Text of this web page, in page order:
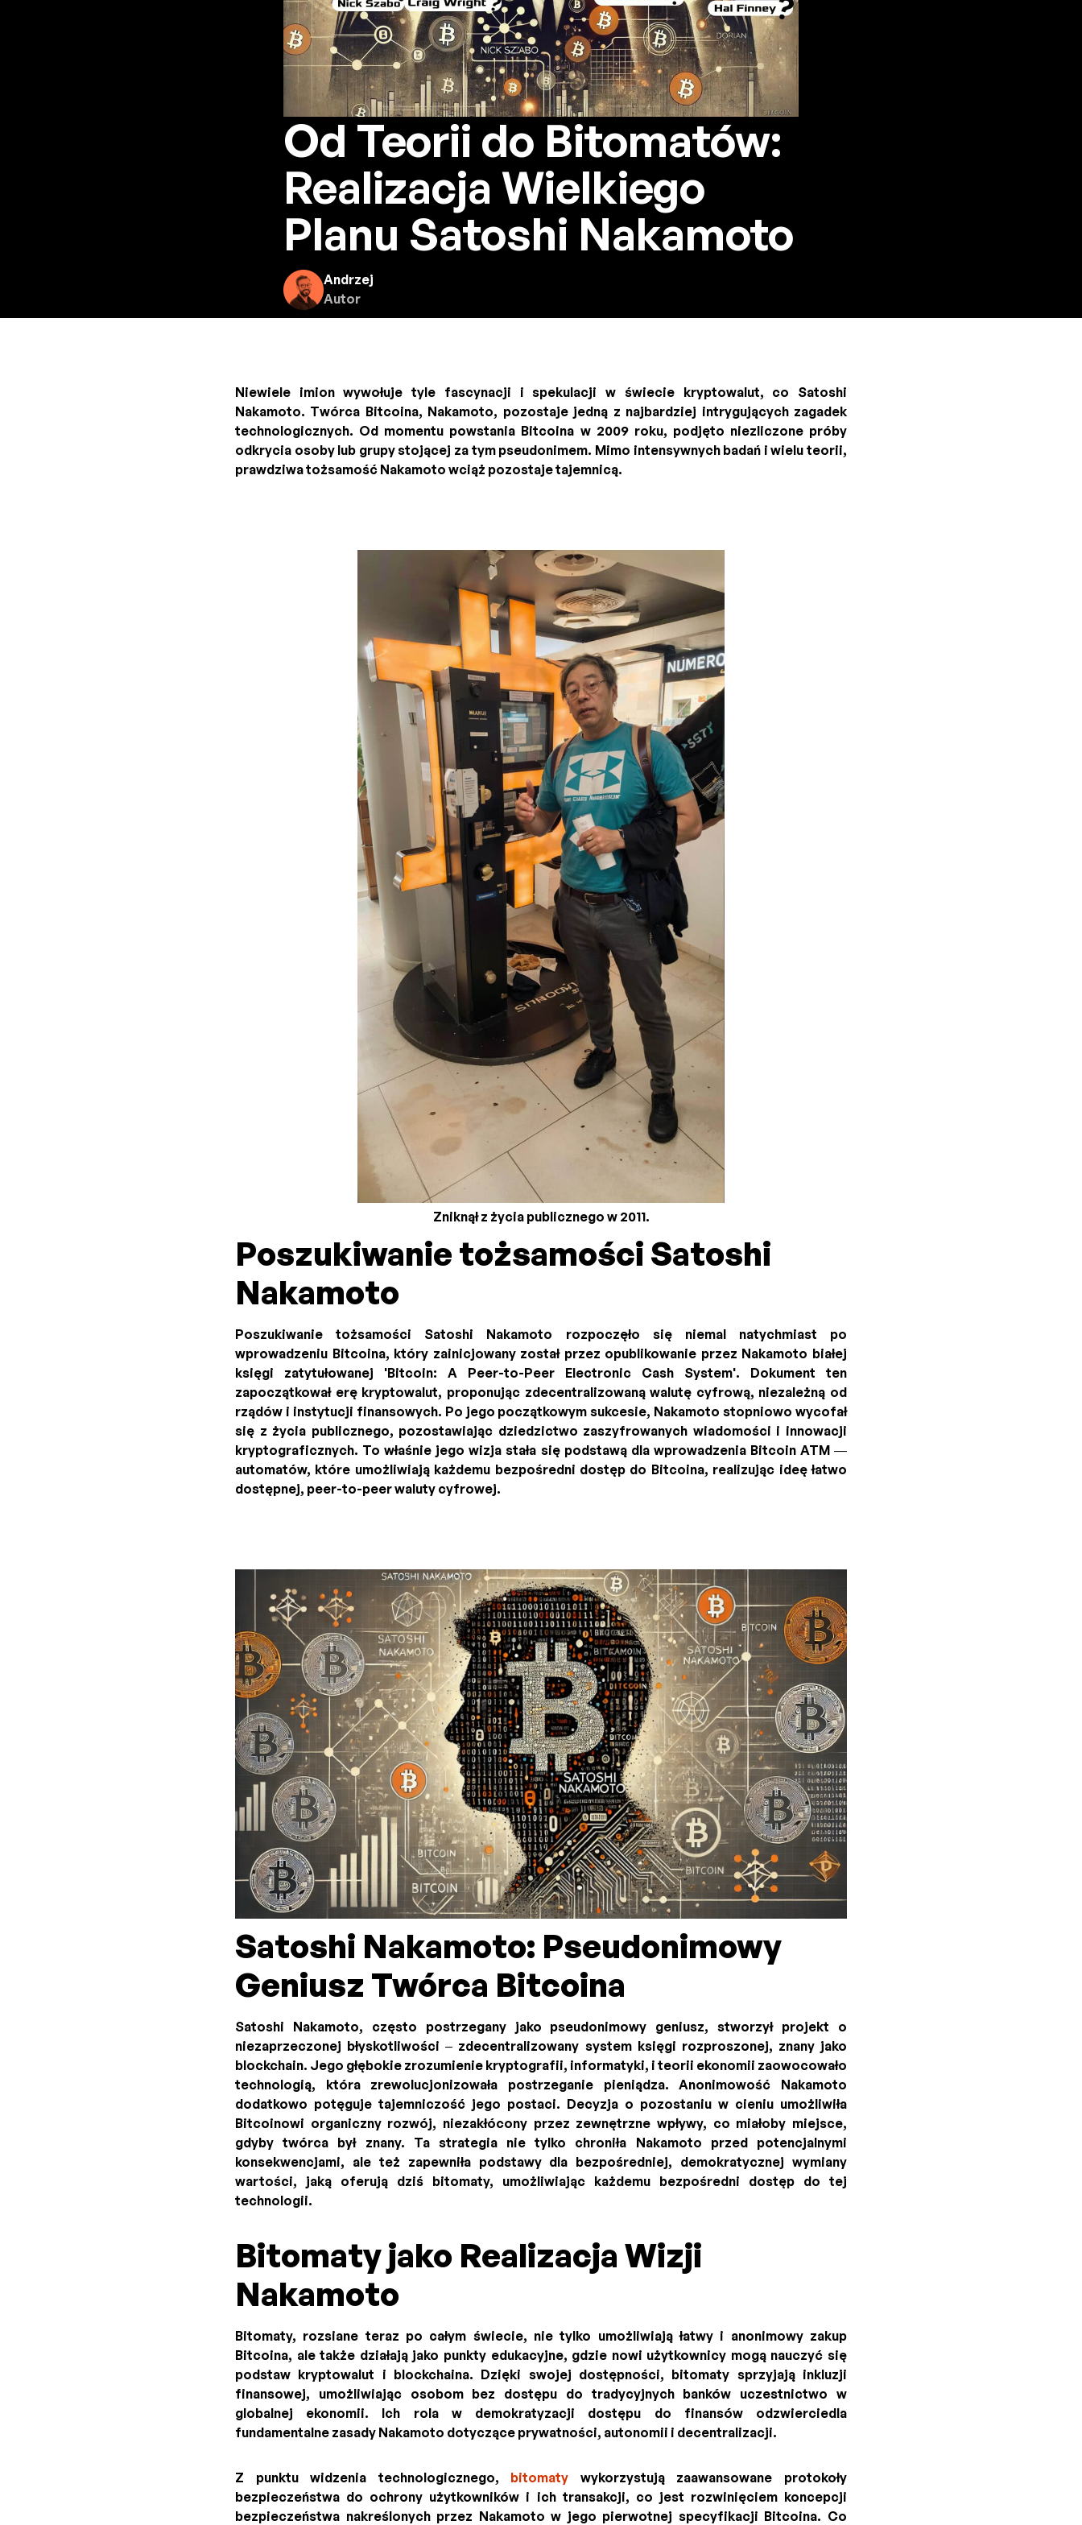
Od Teorii do Bitomatów:
Realizacja Wielkiego
Planu Satoshi Nakamoto
Andrzej
Autor
Niewiele imion wywołuje tyle fascynacji i spekulacji w świecie kryptowalut, co Satoshi
Nakamoto. Twórca Bitcoina, Nakamoto, pozostaje jedną z najbardziej intrygujących zagadek
technologicznych. Od momentu powstania Bitcoina w 2009 roku, podjęto niezliczone próby
odkrycia osoby lub grupy stojącej za tym pseudonimem. Mimo intensywnych badań i wielu teorii,
prawdziwa tożsamość Nakamoto wciąż pozostaje tajemnicą.
Zniknął z życia publicznego w 2011.
Poszukiwanie tożsamości Satoshi
Nakamoto
Poszukiwanie tożsamości Satoshi Nakamoto rozpoczęło się niemal natychmiast po
wprowadzeniu Bitcoina, który zainicjowany został przez opublikowanie przez Nakamoto białej
księgi zatytułowanej 'Bitcoin: A Peer-to-Peer Electronic Cash System'. Dokument ten
zapoczątkował erę kryptowalut, proponując zdecentralizowaną walutę cyfrową, niezależną od
rządów i instytucji finansowych. Po jego początkowym sukcesie, Nakamoto stopniowo wycofał
się z życia publicznego, pozostawiając dziedzictwo zaszyfrowanych wiadomości i innowacji
kryptograficznych. To właśnie jego wizja stała się podstawą dla wprowadzenia Bitcoin ATM —
automatów, które umożliwiają każdemu bezpośredni dostęp do Bitcoina, realizując ideę łatwo
dostępnej, peer-to-peer waluty cyfrowej.
Satoshi Nakamoto: Pseudonimowy
Geniusz Twórca Bitcoina
Satoshi Nakamoto, często postrzegany jako pseudonimowy geniusz, stworzył projekt o
niezaprzeczonej błyskotliwości – zdecentralizowany system księgi rozproszonej, znany jako
blockchain. Jego głębokie zrozumienie kryptografii, informatyki, i teorii ekonomii zaowocowało
technologią, która zrewolucjonizowała postrzeganie pieniądza. Anonimowość Nakamoto
dodatkowo potęguje tajemniczość jego postaci. Decyzja o pozostaniu w cieniu umożliwiła
Bitcoinowi organiczny rozwój, niezakłócony przez zewnętrzne wpływy, co miałoby miejsce,
gdyby twórca był znany. Ta strategia nie tylko chroniła Nakamoto przed potencjalnymi
konsekwencjami, ale też zapewniła podstawy dla bezpośredniej, demokratycznej wymiany
wartości, jaką oferują dziś bitomaty, umożliwiając każdemu bezpośredni dostęp do tej
technologii.
Bitomaty jako Realizacja Wizji
Nakamoto
Bitomaty, rozsiane teraz po całym świecie, nie tylko umożliwiają łatwy i anonimowy zakup
Bitcoina, ale także działają jako punkty edukacyjne, gdzie nowi użytkownicy mogą nauczyć się
podstaw kryptowalut i blockchaina. Dzięki swojej dostępności, bitomaty sprzyjają inkluzji
finansowej, umożliwiając osobom bez dostępu do tradycyjnych banków uczestnictwo w
globalnej ekonomii. Ich rola w demokratyzacji dostępu do finansów odzwierciedla
fundamentalne zasady Nakamoto dotyczące prywatności, autonomii i decentralizacji.
Z punktu widzenia technologicznego, bitomaty wykorzystują zaawansowane protokoły
bezpieczeństwa do ochrony użytkowników i ich transakcji, co jest rozwinięciem koncepcji
bezpieczeństwa nakreślonych przez Nakamoto w jego pierwotnej specyfikacji Bitcoina. Co